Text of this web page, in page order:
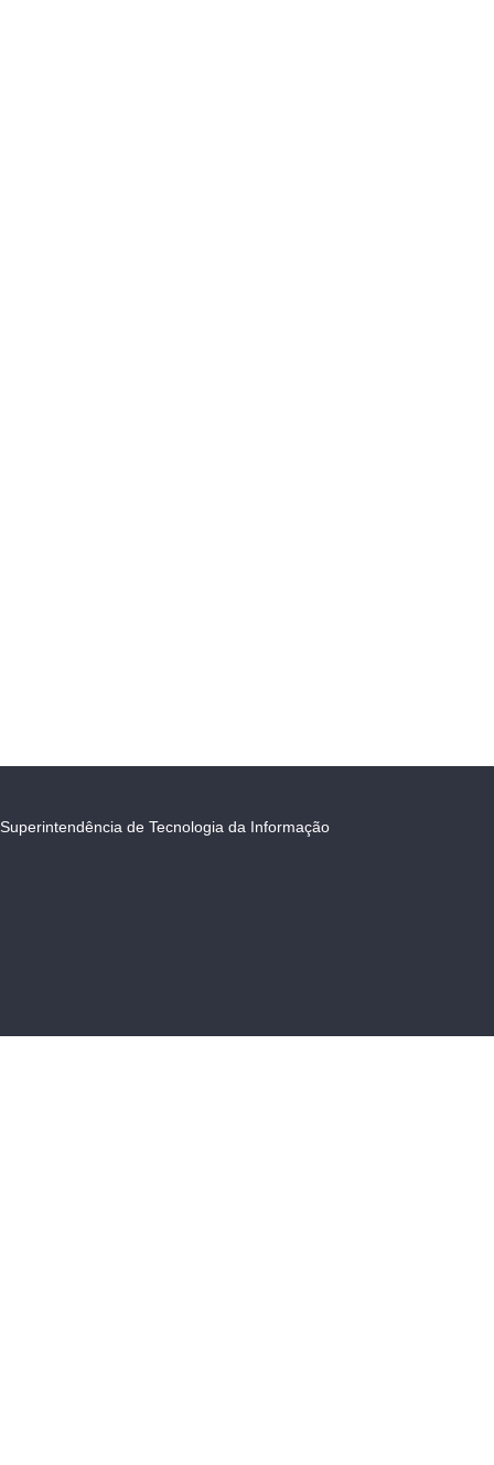
Superintendência de Tecnologia da Informação